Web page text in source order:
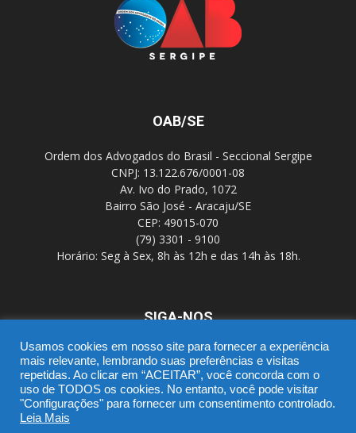
OAB/SE
Ordem dos Advogados do Brasil - Seccional Sergipe
CNPJ: 13.122.676/0001-08
Av. Ivo do Prado, 1072
Bairro São José - Aracaju/SE
CEP: 49015-070
(79) 3301 - 9100
Horário: Seg à Sex, 8h às 12h e das 14h às 18h.
SIGA-NOS
SGD
Usamos cookies em nosso site para fornecer a experiência
mais relevante, lembrando suas preferências e visitas
repetidas. Ao clicar em “ACEITAR”, você concorda com o
uso de TODOS os cookies. No entanto, você pode visitar
"Configurações" para fornecer um consentimento controlado.
Leia Mais